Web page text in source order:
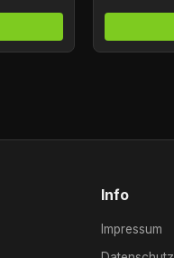
Info
Impressum